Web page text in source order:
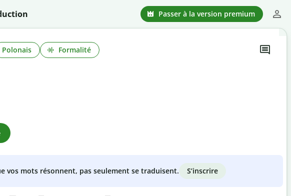
Passer à la version premium
Polonais Formalité
vos mots résonnent, pas seulement se traduisent. S’inscrire